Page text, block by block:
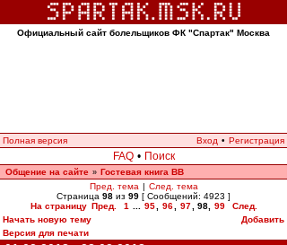
Официальный сайт болельщиков ФК "Спартак" Москва
Полная версия Вход • Регистрация
FAQ • Поиск
Общение на сайте » Гостевая книга ВВ
Пред. тема | След. тема
Страница 98 из 99 [ Сообщений: 4923 ]
На страницу Пред. 1 95 96 97 98, 99
След.
Начать новую тему
Добавить
Версия для печати